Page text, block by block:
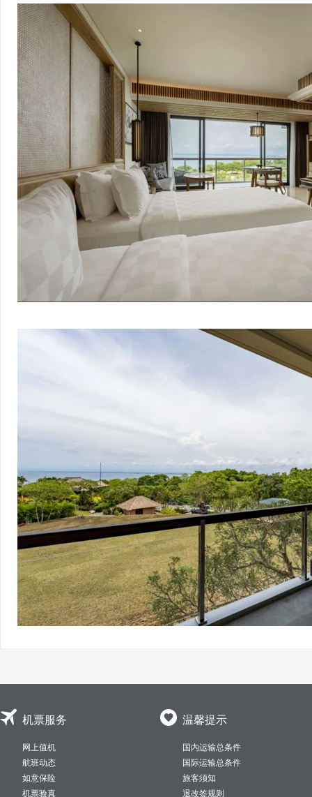
 机票服务
网上值机
航班动态
如意保险
机票验真
 温馨提示
国内运输总条件
国际运输总条件
旅客须知
退改签规则